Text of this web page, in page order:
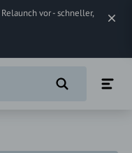
vor - schneller,